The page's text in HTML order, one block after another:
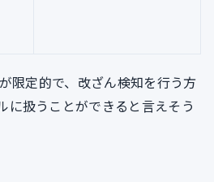
限定的で、改ざん検知を行う方
に扱うことができると言えそう